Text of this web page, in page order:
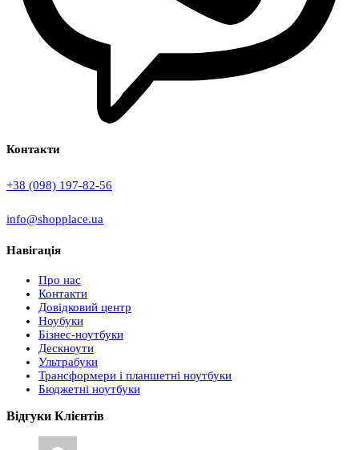
Контакти
+38 (098) 197-82-56
info@shopplace.ua
Навігація
Про нас
Контакти
Довідковий центр
Ноубуки
Бізнес-ноутбуки
Дескноути
Ультрабуки
Трансформери і планшетні ноутбуки
Бюджетні ноутбуки
Відгуки Клієнтів